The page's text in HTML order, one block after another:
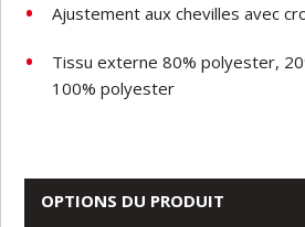
Ajustement aux chevilles avec
Tissu externe 80% polyester,
100% polyester
OPTIONS DU PRODUIT